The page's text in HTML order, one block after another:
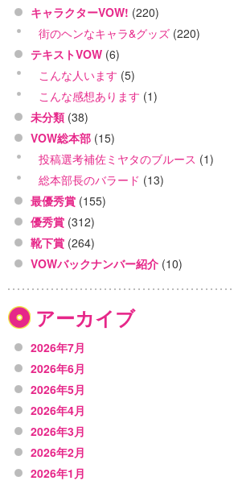
キャラクターVOW! (220)
街のヘンなキャラ&グッズ (220)
テキストVOW (6)
こんな人います (5)
こんな感想あります (1)
未分類 (38)
VOW総本部 (15)
投稿選考補佐ミヤタのブルース (1)
総本部長のバラード (13)
最優秀賞 (155)
優秀賞 (312)
靴下賞 (264)
VOWバックナンバー紹介 (10)
アーカイブ
2026年7月
2026年6月
2026年5月
2026年4月
2026年3月
2026年2月
2026年1月